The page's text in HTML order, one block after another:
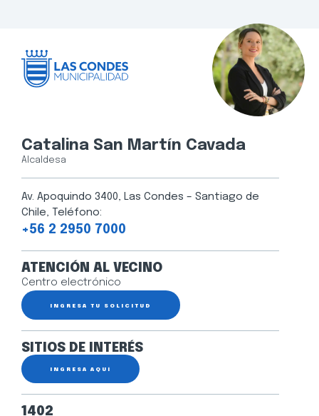
Catalina San Martín Cavada
Alcaldesa
Av. Apoquindo 3400, Las Condes – Santiago de
Chile, Teléfono:
+56 2 2950 7000
ATENCIÓN AL VECINO
Centro electrónico
INGRESA TU SOLICITUD
SITIOS DE INTERÉS
INGRESA AQUÍ
1402